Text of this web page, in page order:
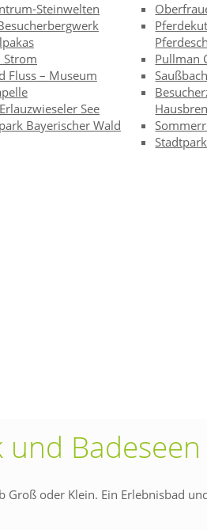
Steinwelten
Strom
Fluss – Museum
See
Bayerischer Wald
Pullman
Stadtpark
Badeseen
oder Klein. Ein Erlebnisbad